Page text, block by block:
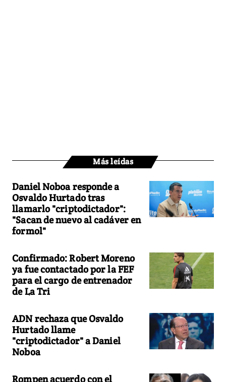
Más leídas
Daniel Noboa responde a
Osvaldo Hurtado tras
llamarlo "criptodictador":
"Sacan de nuevo al cadáver en
formol"
Confirmado: Robert Moreno
ya fue contactado por la FEF
para el cargo de entrenador
de La Tri
ADN rechaza que Osvaldo
Hurtado llame
"criptodictador" a Daniel
Noboa
Rompen acuerdo con el